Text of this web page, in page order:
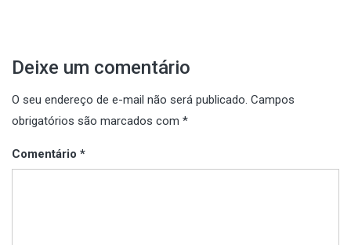
Deixe um comentário
O seu endereço de e-mail não será publicado. Campos
obrigatórios são marcados com *
Comentário *